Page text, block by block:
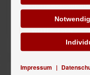
Strategy
WEITERLESEN...
Impressum |